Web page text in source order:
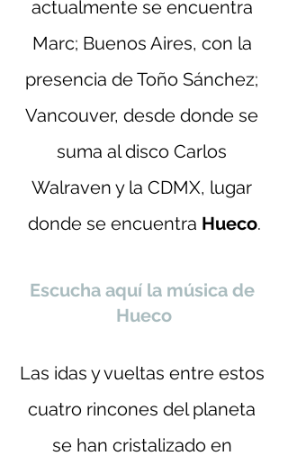
actualmente se encuentra
Marc; Buenos Aires, con la
presencia de Toño Sánchez;
Vancouver, desde donde se
suma al disco Carlos
Walraven y la CDMX, lugar
donde se encuentra Hueco.
Escucha aquí la música de
Hueco
Las idas y vueltas entre estos
cuatro rincones del planeta
se han cristalizado en